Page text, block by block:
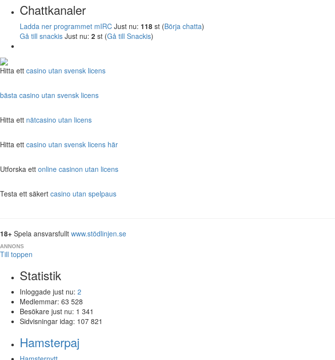
Chattkanaler
Ladda ner programmet mIRC Just nu: 118 st (Börja chatta)
Gå till snackis Just nu: 2 st (Gå till Snackis)
Hitta ett casino utan svensk licens
bästa casino utan svensk licens
Hitta ett nätcasino utan licens
Hitta ett casino utan svensk licens här
Utforska ett online casinon utan licens
Testa ett säkert casino utan spelpaus
18+ Spela ansvarsfullt www.stödlinjen.se
ANNONS
Till toppen
Statistik
Inloggade just nu: 2
Medlemmar: 63 528
Besökare just nu: 1 341
Sidvisningar idag: 107 821
Hamsterpaj